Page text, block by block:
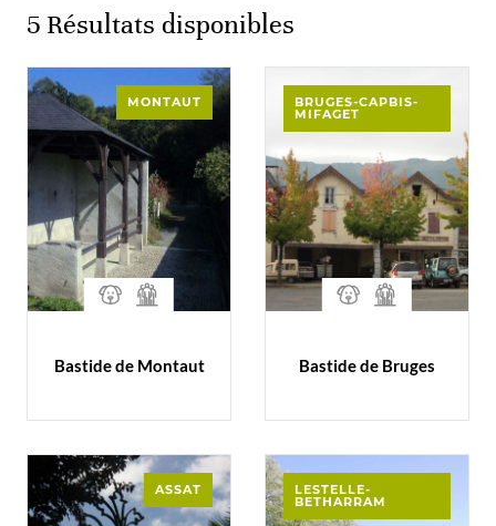
5 Résultats disponibles
MONTAUT
Bastide de Montaut
BRUGES-CAPBIS-
MIFAGET
Bastide de Bruges
ASSAT LESTELLE-
BETHARRAM